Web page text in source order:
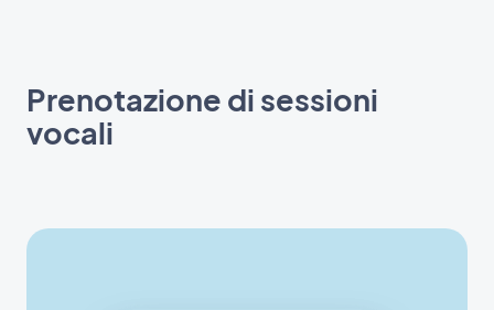
Prenotazione di sessioni
vocali